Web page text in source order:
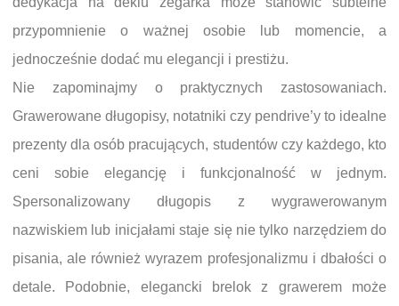
przypomnienie o ważnej osobie lub momencie, a
jednocześnie dodać mu elegancji i prestiżu.
Nie zapominajmy o praktycznych zastosowaniach.
Grawerowane długopisy, notatniki czy pendrive’y to idealne
prezenty dla osób pracujących, studentów czy każdego, kto
ceni sobie elegancję i funkcjonalność w jednym.
Spersonalizowany długopis z wygrawerowanym
nazwiskiem lub inicjałami staje się nie tylko narzędziem do
pisania, ale również wyrazem profesjonalizmu i dbałości o
detale. Podobnie, elegancki brelok z grawerem może